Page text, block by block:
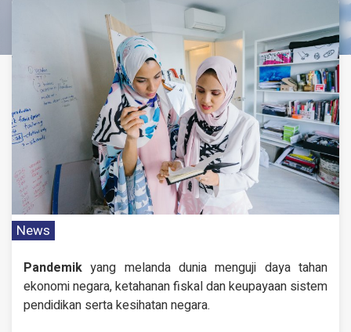
News
Pandemik yang melanda dunia menguji daya tahan
ekonomi negara, ketahanan fiskal dan keupayaan sistem
pendidikan serta kesihatan negara.